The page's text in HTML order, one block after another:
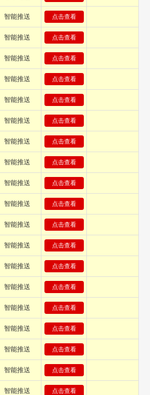
智能推送 点击查看
智能推送 点击查看
智能推送 点击查看
智能推送 点击查看
智能推送 点击查看
智能推送 点击查看
智能推送 点击查看
智能推送 点击查看
智能推送 点击查看
智能推送 点击查看
智能推送 点击查看
智能推送 点击查看
智能推送 点击查看
智能推送 点击查看
智能推送 点击查看
智能推送 点击查看
智能推送 点击查看
智能推送 点击查看
智能推送 点击查看